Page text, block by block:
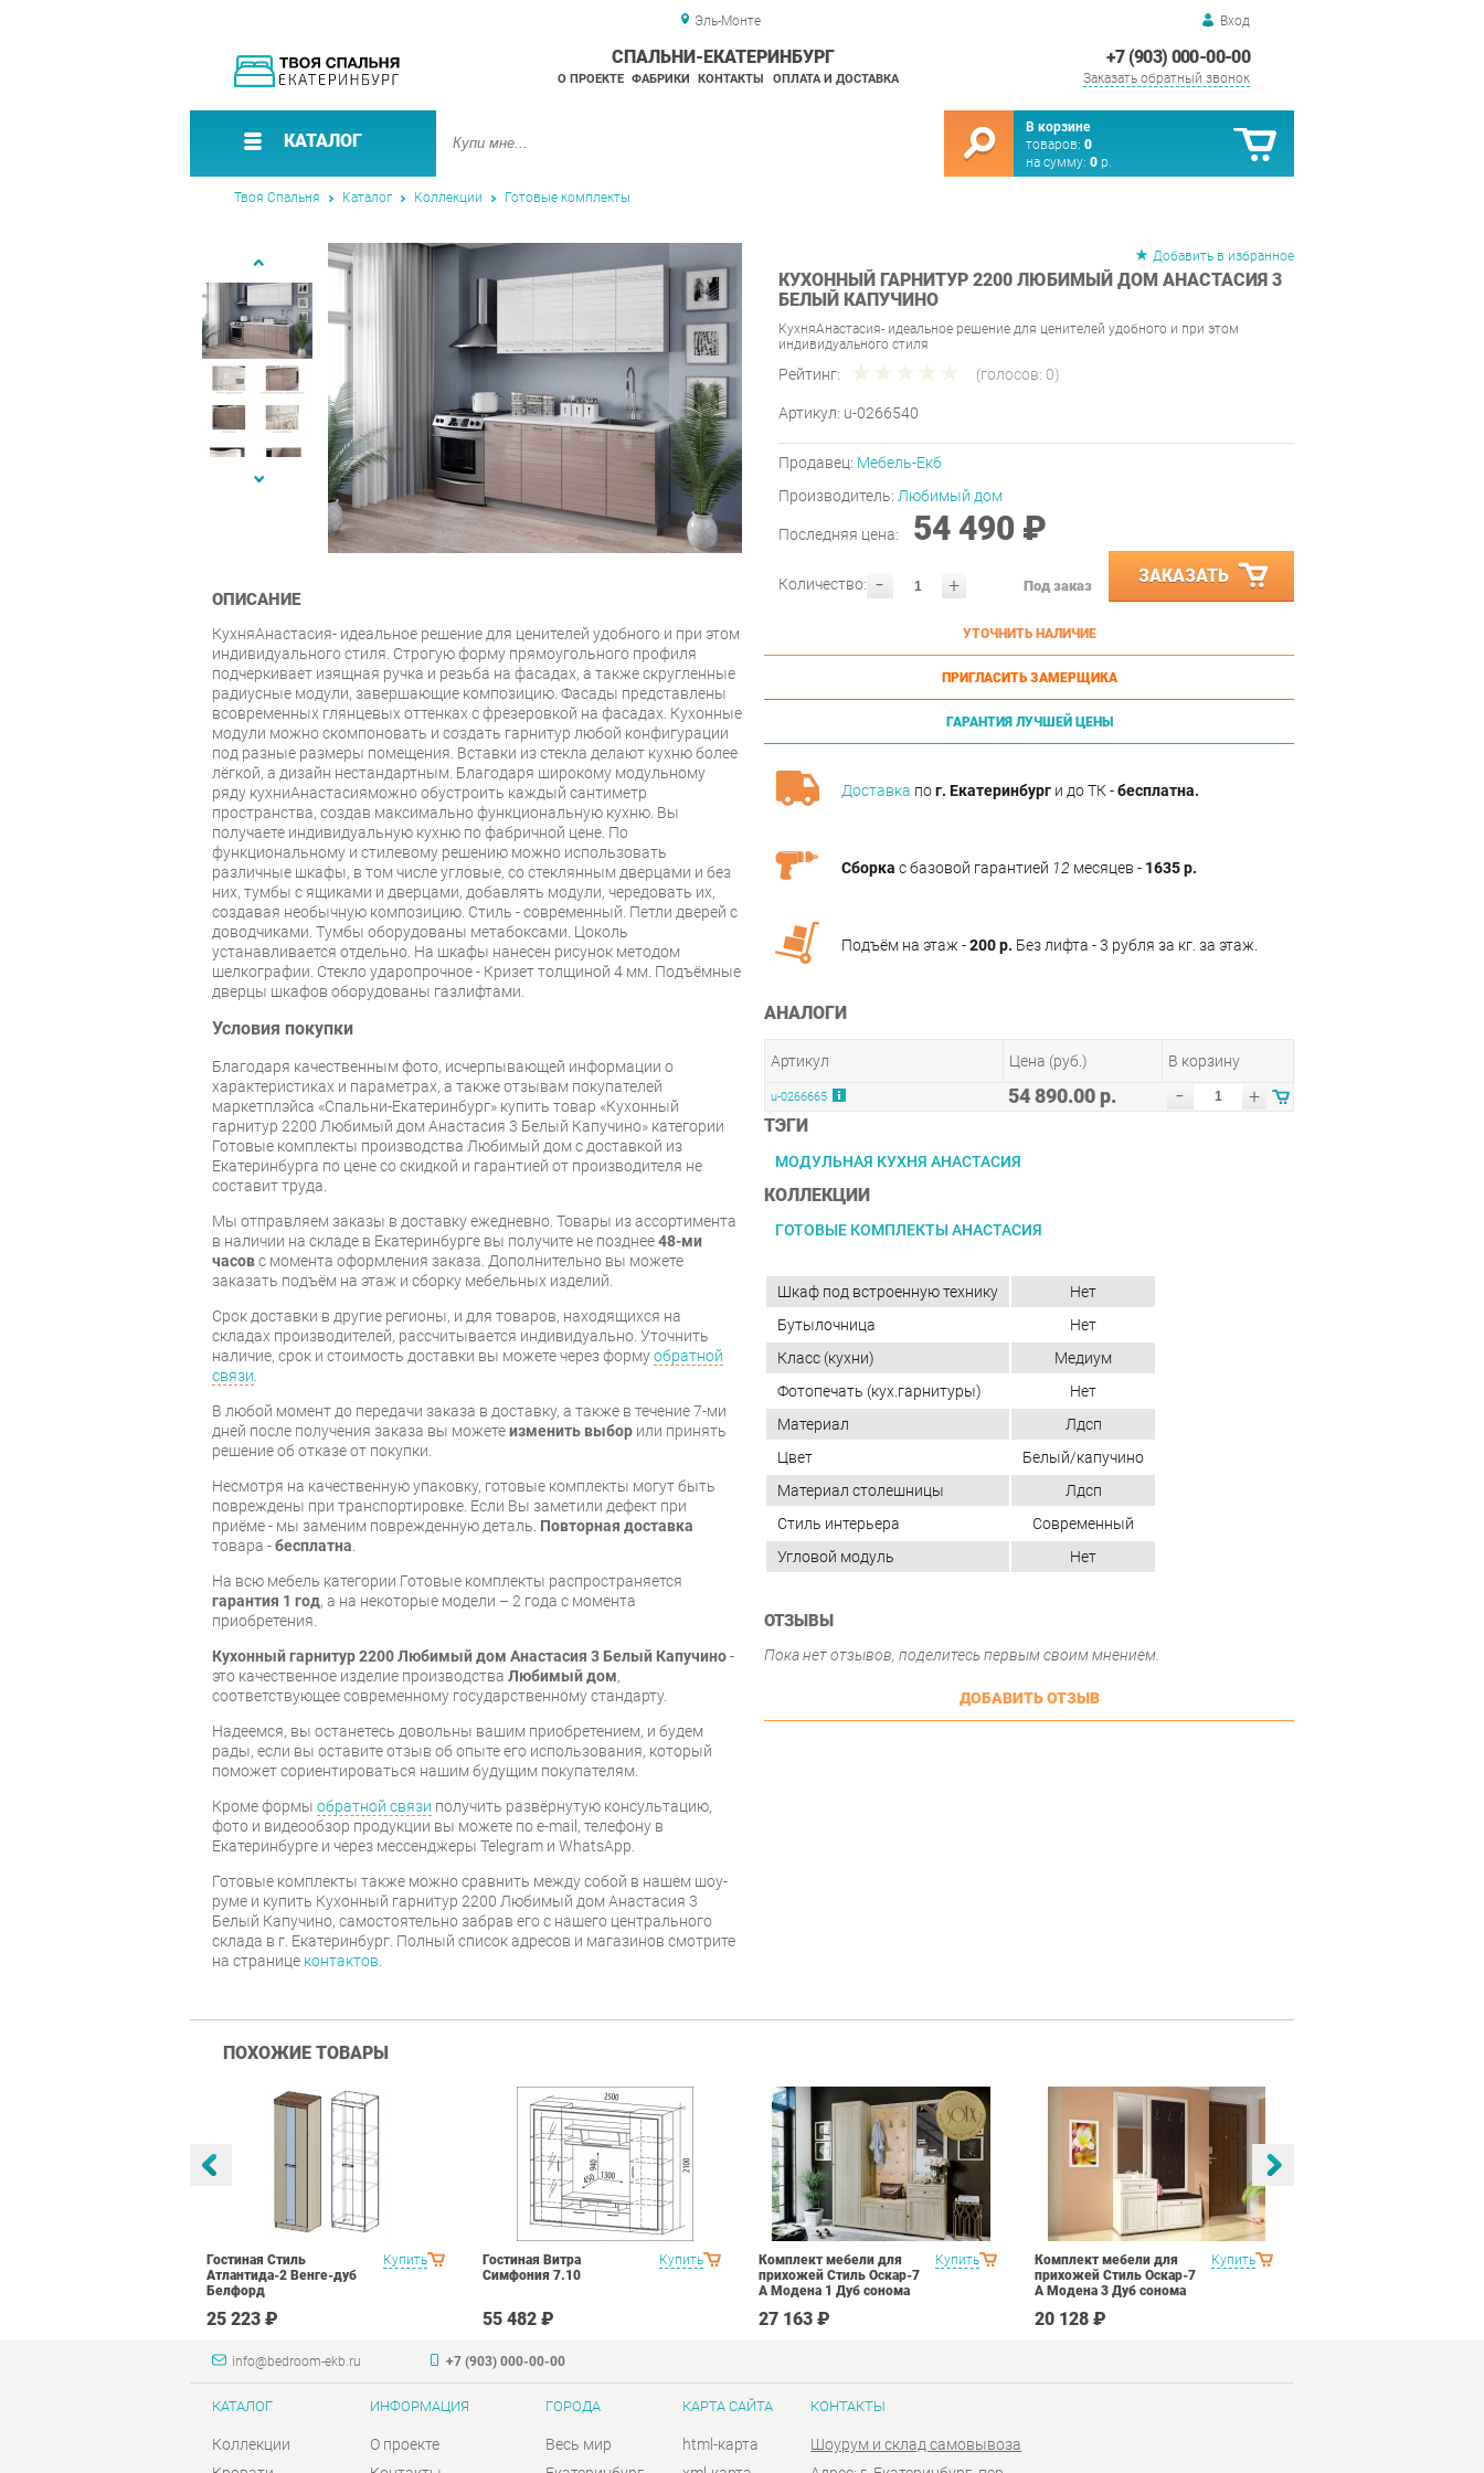
Эль-Монте Вход
+7 (903) 000-00-00
Заказать обратный звонок
СПАЛЬНИ-ЕКАТЕРИНБУРГ
О ПРОЕКТЕ ФАБРИКИ КОНТАКТЫ ОПЛАТА И ДОСТАВКА
КАТАЛОГ
В корзине
товаров: 0
на сумму: 0 р.
Твоя Спальня Каталог Коллекции Готовые комплекты
Добавить в избранное
КУХОННЫЙ ГАРНИТУР 2200 ЛЮБИМЫЙ ДОМ АНАСТАСИЯ 3
БЕЛЫЙ КАПУЧИНО
КухняАнастасия- идеальное решение для ценителей удобного и при этом
индивидуального стиля
Рейтинг: (голосов: 0)
Артикул: u-0266540
Продавец: Мебель-Екб
Производитель: Любимый дом
Последняя цена: 54 490 ₽
- +
Количество: Под заказ ЗАКАЗАТЬ
УТОЧНИТЬ НАЛИЧИЕ
ПРИГЛАСИТЬ ЗАМЕРЩИКА
ГАРАНТИЯ ЛУЧШЕЙ ЦЕНЫ
Доставка пог. Екатеринбург и до ТК -бесплатна.
Сборка с базовой гарантией 12 месяцев - 1635 р.
Подъём на этаж -200 р. Без лифта - 3 рубля за кг. за этаж.
АНАЛОГИ
Артикул Цена (руб.) В корзину
u-0266665 54 890.00 р. - +
ТЭГИ
МОДУЛЬНАЯ КУХНЯ АНАСТАСИЯ
КОЛЛЕКЦИИ
ГОТОВЫЕ КОМПЛЕКТЫ АНАСТАСИЯ
ОПИСАНИЕ
КухняАнастасия- идеальное решение для ценителей удобного и при этом
индивидуального стиля. Строгую форму прямоугольного профиля
подчеркивает изящная ручка и резьба на фасадах, а также скругленные
радиусные модули, завершающие композицию. Фасады представлены
всовременных глянцевых оттенках с фрезеровкой на фасадах. Кухонные
модули можно скомпоновать и создать гарнитур любой конфигурации
под разные размеры помещения. Вставки из стекла делают кухню более
лёгкой, а дизайн нестандартным. Благодаря широкому модульному
ряду кухниАнастасияможно обустроить каждый сантиметр
пространства, создав максимально функциональную кухню. Вы
получаете индивидуальную кухню по фабричной цене. По
функциональному и стилевому решению можно использовать
различные шкафы, в том числе угловые, со стеклянным дверцами и без
них, тумбы с ящиками и дверцами, добавлять модули, чередовать их,
создавая необычную композицию. Стиль - современный. Петли дверей с
доводчиками. Тумбы оборудованы метабоксами. Цоколь
устанавливается отдельно. На шкафы нанесен рисунок методом
шелкографии. Стекло ударопрочное - Кризет толщиной 4 мм. Подъёмные
дверцы шкафов оборудованы газлифтами.
Условия покупки
Благодаря качественным фото, исчерпывающей информации о
характеристиках и параметрах, а также отзывам покупателей
маркетплэйса «Спальни-Екатеринбург» купить товар «Кухонный
гарнитур 2200 Любимый дом Анастасия 3 Белый Капучино» категории
Готовые комплекты производства Любимый дом с доставкой из
Екатеринбурга по цене со скидкой и гарантией от производителя не
составит труда.
Мы отправляем заказы в доставку ежедневно. Товары из ассортимента
в наличии на складе в Екатеринбурге вы получите не позднее48-ми
часовс момента оформления заказа. Дополнительно вы можете
заказать подъём на этаж и сборку мебельных изделий.
Срок доставки в другие регионы, и для товаров, находящихся на
складах производителей, рассчитывается индивидуально. Уточнить
наличие, срок и стоимость доставки вы можете через формуобратной
связи.
В любой момент до передачи заказа в доставку, а также в течение 7-ми
дней после получения заказа вы можетеизменить выбор или принять
решение об отказе от покупки.
Несмотря на качественную упаковку, готовые комплекты могут быть
повреждены при транспортировке. Если Вы заметили дефект при
приёме - мы заменим поврежденную деталь. Повторная доставка
товара -бесплатна.
На всю мебель категории Готовые комплекты распространяется
гарантия 1 год, а на некоторые модели – 2 года с момента
приобретения.
Кухонный гарнитур 2200 Любимый дом Анастасия 3 Белый Капучино-
это качественное изделие производства Любимый дом,
соответствующее современному государственному стандарту.
Надеемся, вы останетесь довольны вашим приобретением, и будем
рады, если вы оставите отзыв об опыте его использования, который
поможет сориентироваться нашим будущим покупателям.
Кроме формы обратной связи получить развёрнутую консультацию,
фото и видеообзор продукции вы можете по e-mail, телефону в
Екатеринбурге и через мессенджеры Telegram и WhatsApp.
Готовые комплекты также можно сравнить между собой в нашем шоу-
руме и купить Кухонный гарнитур 2200 Любимый дом Анастасия 3
Белый Капучино, самостоятельно забрав его с нашего центрального
склада в г. Екатеринбург. Полный список адресов и магазинов смотрите
на странице контактов.
Шкаф под встроенную технику
Нет
Бутылочница
Нет
Класс (кухни)
Медиум
Фотопечать (кух.гарнитуры)
Нет
Материал
Лдсп
Цвет
Белый/капучино
Материал столешницы
Лдсп
Стиль интерьера
Современный
Угловой модуль
Нет
ОТЗЫВЫ
Пока нет отзывов, поделитесь первым своим мнением.
ДОБАВИТЬ ОТЗЫВ
ПОХОЖИЕ ТОВАРЫ
Купить
Гостиная Стиль
Атлантида-2 Венге-дуб
Белфорд
25 223 ₽
Купить
Гостиная Витра
Симфония 7.10
55 482 ₽
Купить
Комплект мебели для
прихожей Стиль Оскар-7
А Модена 1 Дуб сонома
27 163 ₽
Купить
Комплект мебели для
прихожей Стиль Оскар-7
А Модена 3 Дуб сонома
20 128 ₽
info@bedroom-ekb.ru +7 (903) 000-00-00
КАТАЛОГ
Коллекции
ИНФОРМАЦИЯ
О проекте
ГОРОДА
Весь мир
КАРТА САЙТА
html-карта
КОНТАКТЫ
Шоурум и склад самовывоза